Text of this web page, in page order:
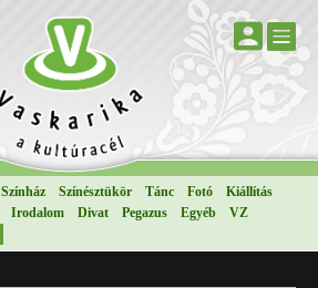
Színház Színésztükör Tánc Fotó
Kiállítás
Irodalom Divat Pegazus Egyéb
VZ